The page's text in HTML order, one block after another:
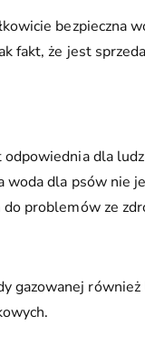
bezpieczna
fakt, że jest
dla
woda dla psów nie
do problemów ze
gazowanej